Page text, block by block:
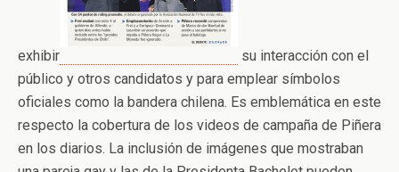
exhibir
su interacción con el
público y otros candidatos y para emplear símbolos
oficiales como la bandera chilena. Es emblemática en este
respecto la cobertura de los videos de campaña de Piñera
en los diarios. La inclusión de imágenes que mostraban